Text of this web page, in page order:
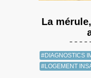
La
#DIAGNOSTICS
#LOGEMENT